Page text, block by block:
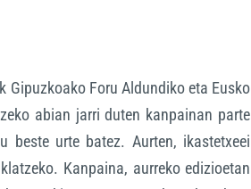
Gipuzkoako Foru Aldundiko eta Eusko
abian jarri duten kanpainan parte
beste urte batez. Aurten, ikastetxeei
Kanpaina, aurreko edizioetan